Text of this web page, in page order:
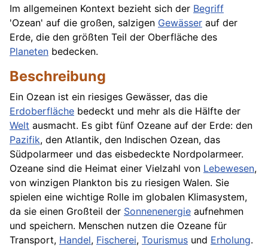
Im allgemeinen Kontext bezieht sich der Begriff
'Ozean' auf die großen, salzigen Gewässer auf der
Erde, die den größten Teil der Oberfläche des
Planeten bedecken.
Beschreibung
Ein Ozean ist ein riesiges Gewässer, das die
Erdoberfläche bedeckt und mehr als die Hälfte der
Welt ausmacht. Es gibt fünf Ozeane auf der Erde: den
Pazifik, den Atlantik, den Indischen Ozean, das
Südpolarmeer und das eisbedeckte Nordpolarmeer.
Ozeane sind die Heimat einer Vielzahl von Lebewesen,
von winzigen Plankton bis zu riesigen Walen. Sie
spielen eine wichtige Rolle im globalen Klimasystem,
da sie einen Großteil der Sonnenenergie aufnehmen
und speichern. Menschen nutzen die Ozeane für
Transport, Handel, Fischerei, Tourismus und Erholung.